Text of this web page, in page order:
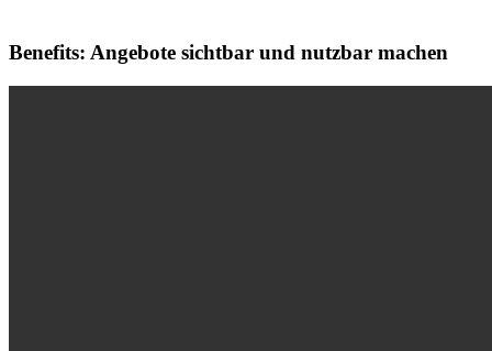
Benefits: Angebote sichtbar und nutzbar machen